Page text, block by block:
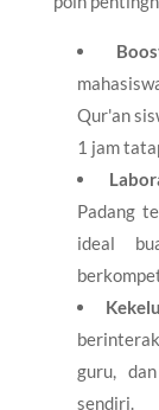
Qur'an
1 jam
Padang
ideal
guru,
sendiri.